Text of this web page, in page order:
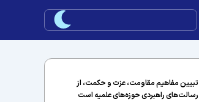
تبیین مفاهیم مقاومت، عزت و حکمت، از
رسالت‌های راهبردی حوزه‌های علمیه است